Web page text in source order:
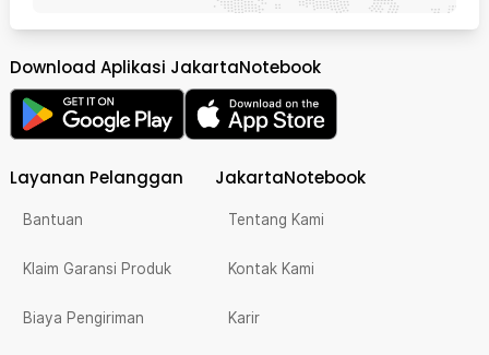
Download Aplikasi JakartaNotebook
Layanan Pelanggan
Bantuan
Klaim Garansi Produk
Biaya Pengiriman
JakartaNotebook
Tentang Kami
Kontak Kami
Karir